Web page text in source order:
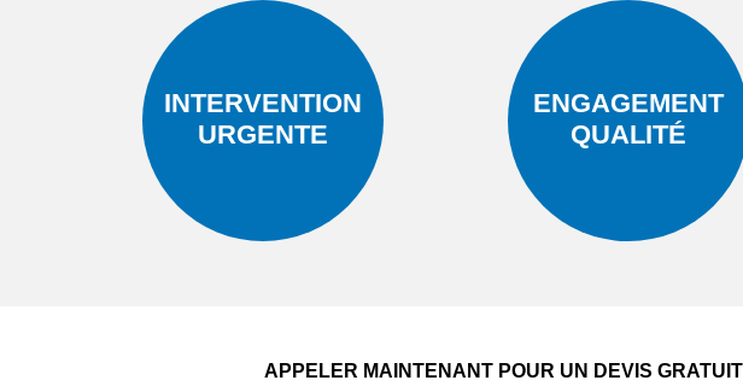
INTERVENTION
URGENTE
ENGAGEMENT
QUALITÉ
APPELER MAINTENANT POUR UN DEVIS GRATUIT